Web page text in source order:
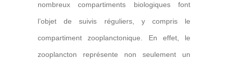
nombreux compartiments biologiques font
l’objet de suivis réguliers, y compris le
compartiment zooplanctonique. En effet, le
zooplancton représente non seulement un